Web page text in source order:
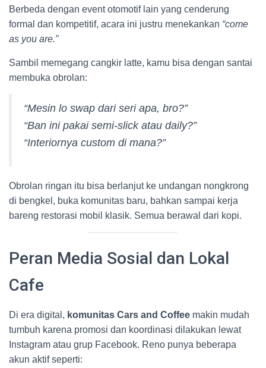
Berbeda dengan event otomotif lain yang cenderung
formal dan kompetitif, acara ini justru menekankan “come
as you are.”
Sambil memegang cangkir latte, kamu bisa dengan santai
membuka obrolan:
“Mesin lo swap dari seri apa, bro?”
“Ban ini pakai semi-slick atau daily?”
“Interiornya custom di mana?”
Obrolan ringan itu bisa berlanjut ke undangan nongkrong
di bengkel, buka komunitas baru, bahkan sampai kerja
bareng restorasi mobil klasik. Semua berawal dari kopi.
Peran Media Sosial dan Lokal
Cafe
Di era digital, komunitas Cars and Coffee makin mudah
tumbuh karena promosi dan koordinasi dilakukan lewat
Instagram atau grup Facebook. Reno punya beberapa
akun aktif seperti: